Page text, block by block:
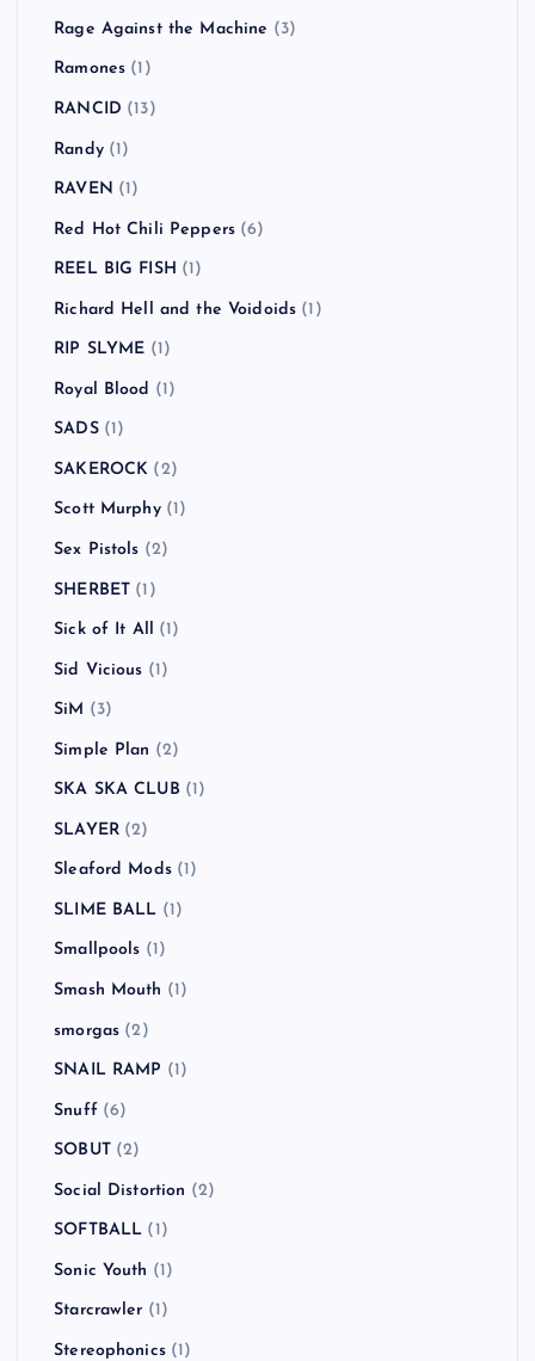
Rage Against the Machine (3)
Ramones (1)
RANCID (13)
Randy(1)
RAVEN (1)
Red Hot Chili Peppers (6)
REEL BIG FISH (1)
Richard Hell and the Voidoids (1)
RIP SLYME (1)
Royal Blood (1)
SADS(1)
SAKEROCK (2)
Scott Murphy(1)
Sex Pistols (2)
SHERBET (1)
Sick of It All (1)
Sid Vicious (1)
SiM (3)
Simple Plan (2)
SKA SKA CLUB (1)
SLAYER(2)
Sleaford Mods(1)
SLIME BALL (1)
Smallpools (1)
Smash Mouth (1)
smorgas (2)
SNAIL RAMP (1)
Snuff (6)
SOBUT(2)
Social Distortion (2)
SOFTBALL (1)
Sonic Youth (1)
Starcrawler (1)
Stereophonics(1)